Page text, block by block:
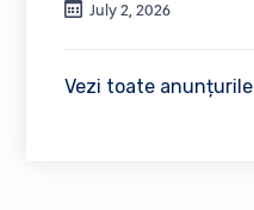
July 2, 2026
Vezi toate anunțurile